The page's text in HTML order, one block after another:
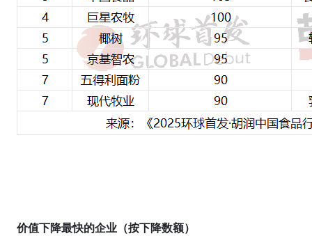
价值下降最快的企业（按下降数额）